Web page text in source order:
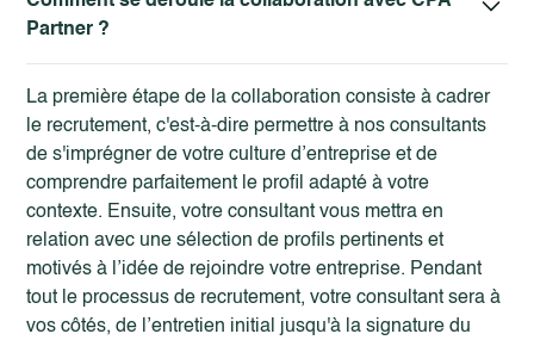
Partner ?
La première étape de la collaboration consiste à cadrer
le recrutement, c'est-à-dire permettre à nos consultants
de s'imprégner de votre culture d’entreprise et de
comprendre parfaitement le profil adapté à votre
contexte. Ensuite, votre consultant vous mettra en
relation avec une sélection de profils pertinents et
motivés à l’idée de rejoindre votre entreprise. Pendant
tout le processus de recrutement, votre consultant sera à
vos côtés, de l’entretien initial jusqu'à la signature du